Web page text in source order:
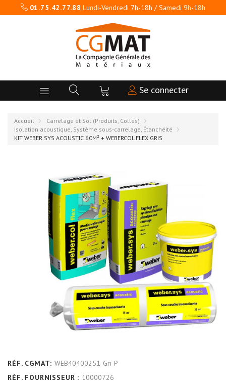
01.75.42.77.88 Lundi-Vendredi 7h-18h / Samedi 9h-18h
Se connecter
Accueil
Carrelage et Sol (Produits, Colles)
Isolation acoustique, Système sous-carrelage, Étanchéité
KIT WEBER.SYS ACOUSTIC 60M² + WEBERCOL FLEX GRIS
RÉF. CGMAT: WEB40400251-Gri-P
RÉF. FOURNISSEUR : 10000726